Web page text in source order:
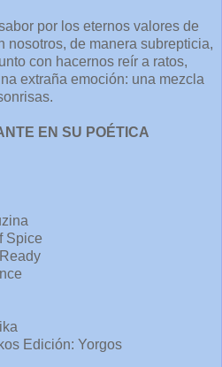
por los eternos valores de
nosotros, de manera subrepticia,
con hacernos reír a ratos,
extraña emoción: una mezcla
EN SU POÉTICA
Spice
Edición: Yorgos